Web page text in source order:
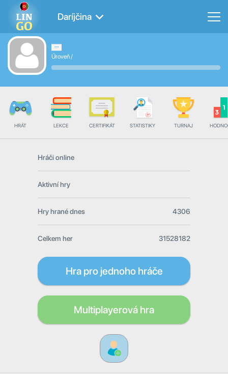
Daríjčina
Úroveň/
HRÁT LEKCE CERTIFIKÁT STATISTIKY TURNAJ
Hráči online
Aktivní hry
Hry hrané dnes 4306
Celkem her 31528182
Hra pro jednoho hráče
Multiplayerová hra